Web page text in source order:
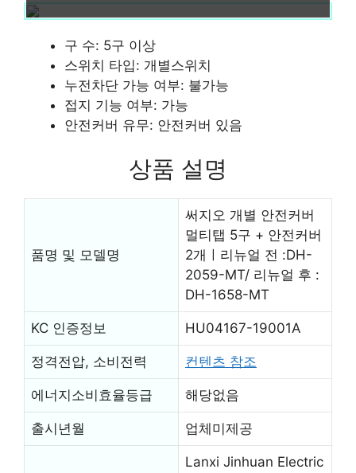
구 수: 5구 이상
스위치 타입: 개별스위치
누전차단 가능 여부: 불가능
접지 기능 여부: 가능
안전커버 유무: 안전커버 있음
상품 설명
품명 및 모델명
써지오 개별 안전커버
멀티탭 5구 + 안전커버
2개ㅣ리뉴얼 전 :DH-
2059-MT/ 리뉴얼 후 :
DH-1658-MT
KC 인증정보 HU04167-19001A
정격전압, 소비전력 컨텐츠 참조
에너지소비효율등급 해당없음
출시년월 업체미제공
Lanxi Jinhuan Electric